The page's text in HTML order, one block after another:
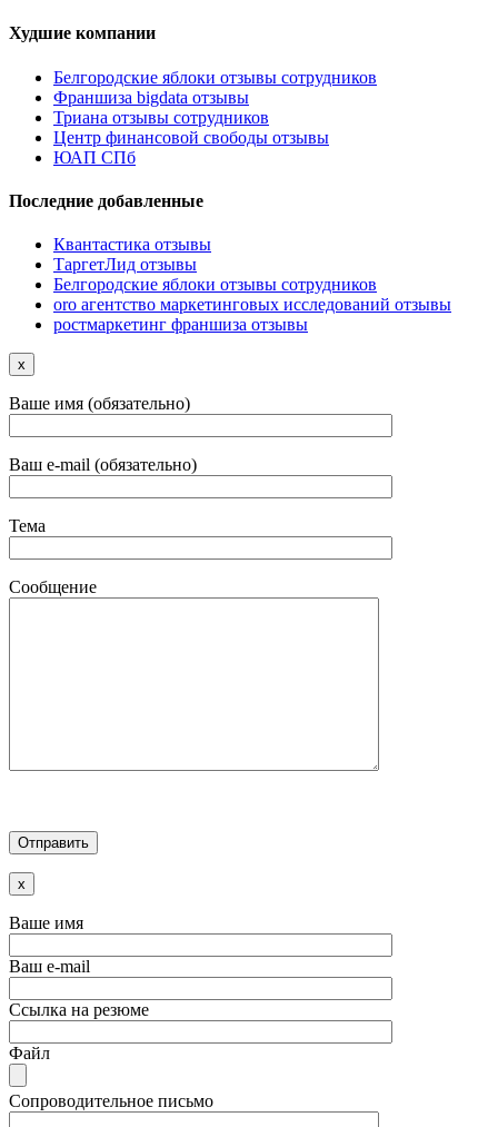
Худшие компании
Белгородские яблоки отзывы сотрудников
Франшиза bigdata отзывы
Триана отзывы сотрудников
Центр финансовой свободы отзывы
ЮАП СПб
Последние добавленные
Квантастика отзывы
ТаргетЛид отзывы
Белгородские яблоки отзывы сотрудников
oro агентство маркетинговых исследований отзывы
ростмаркетинг франшиза отзывы
x
Ваше имя (обязательно)
Ваш e-mail (обязательно)
Тема
Сообщение
x
Ваше имя
Ваш e-mail
Ссылка на резюме
Файл
Сопроводительное письмо